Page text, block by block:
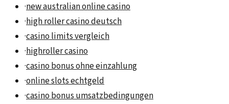
·new australian online casino
·high roller casino deutsch
·casino limits vergleich
·highroller casino
·casino bonus ohne einzahlung
·online slots echtgeld
·casino bonus umsatzbedingungen